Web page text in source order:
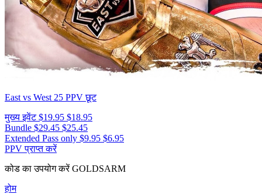
East vs West 25 PPV छूट
मुख्य इवेंट$19.95 $18.95
Bundle $29.45 $25.45
Extended Pass only $9.95 $6.95
PPV प्राप्त करें
कोड का उपयोग करेंGOLDSARM
होम